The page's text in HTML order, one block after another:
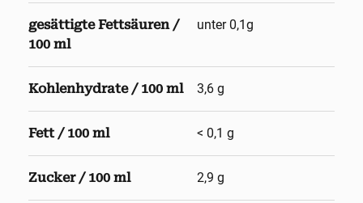
gesättigte Fettsäuren /
100 ml
unter 0,1g
Kohlenhydrate / 100 ml 3,6 g
Fett / 100 ml < 0,1 g
Zucker / 100 ml 2,9 g